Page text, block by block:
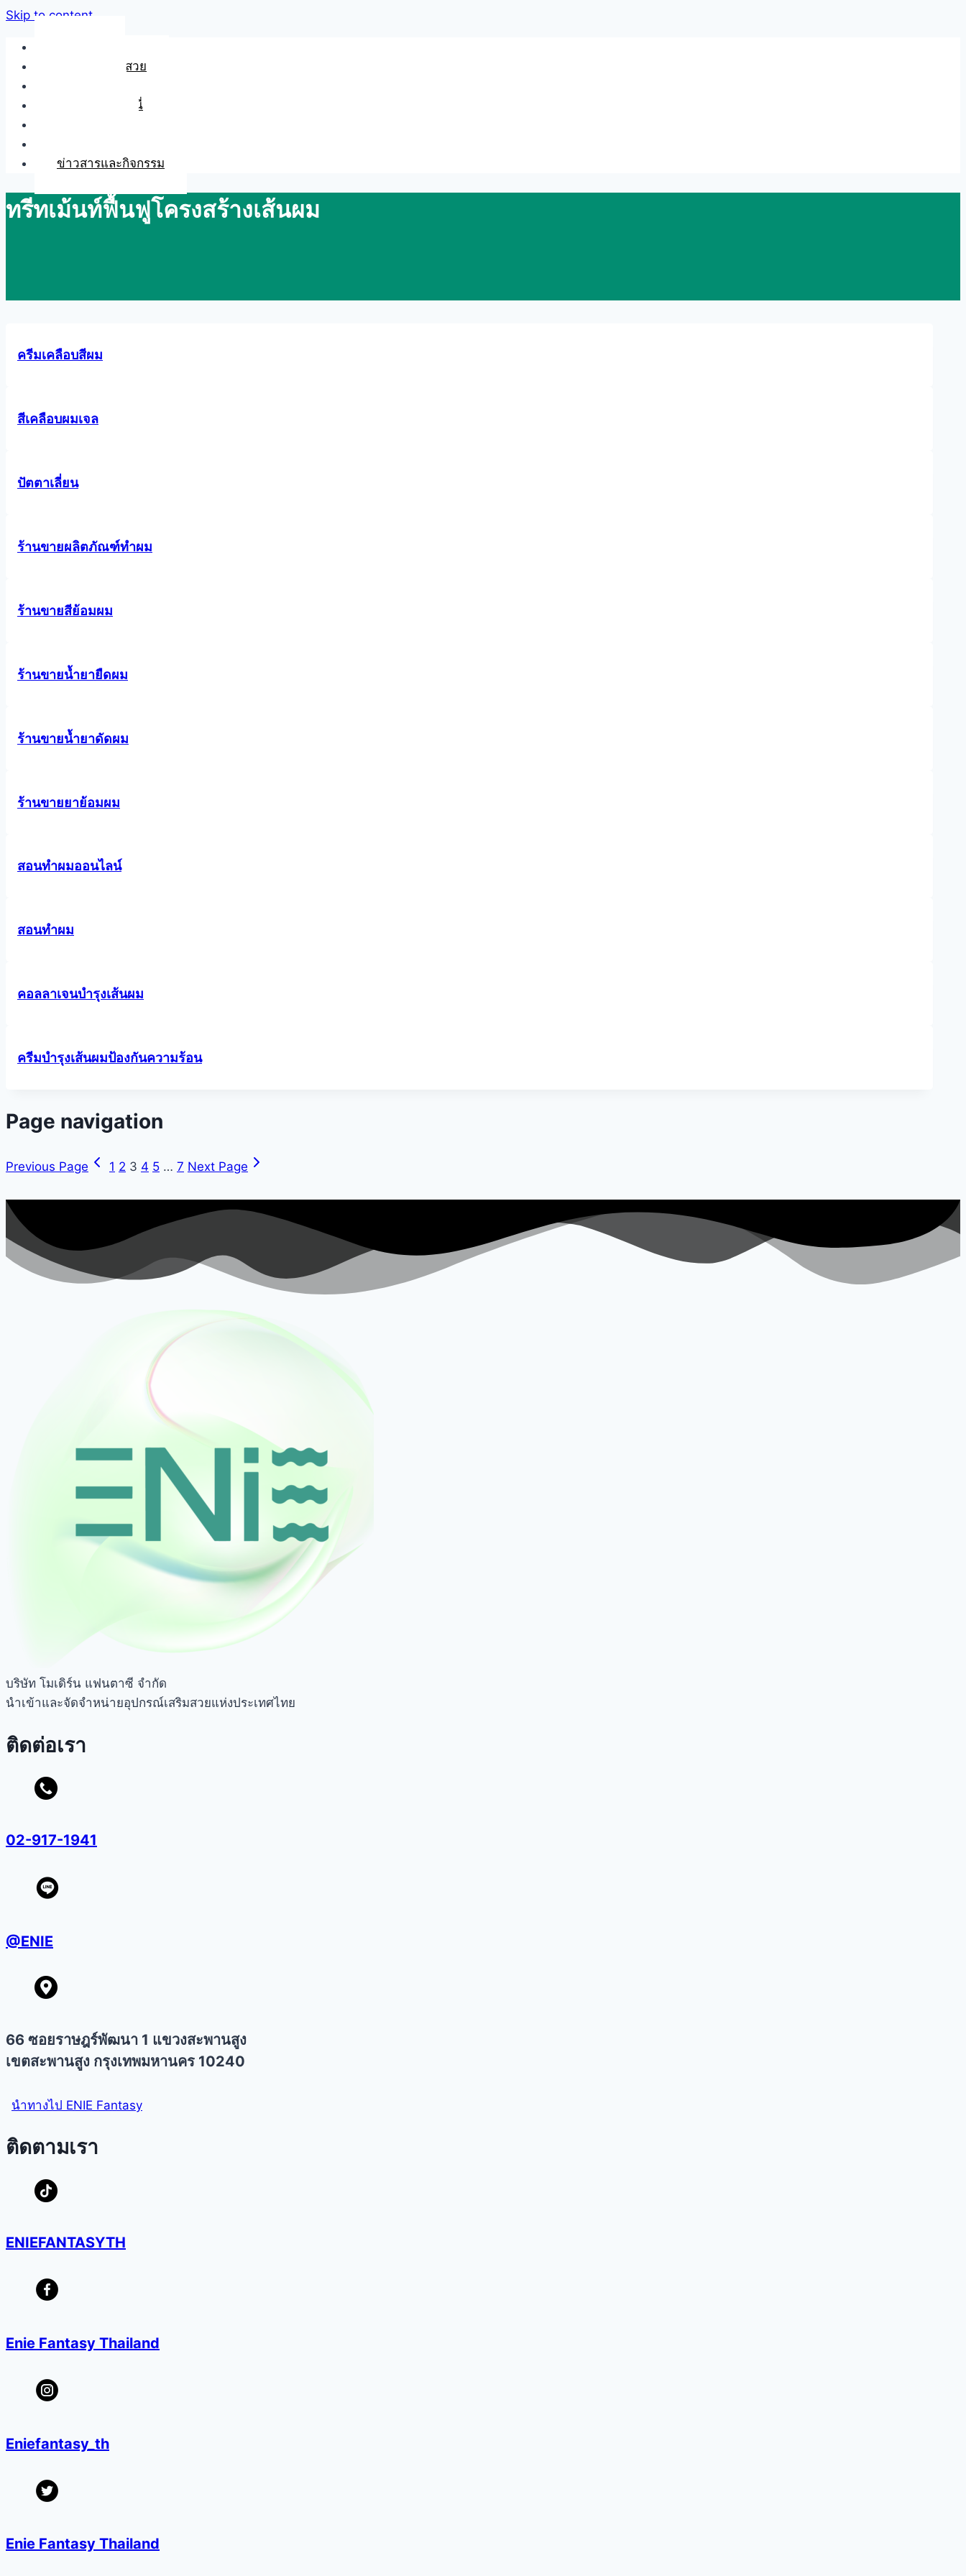
Skip to content
เคล็ดลับเสริมสวย
เรื่องราวของเอนี่
ข่าวสารและกิจกรรม
ทรีทเม้นท์ฟื้นฟูโครงสร้างเส้นผม
ครีมเคลือบสีผม
สีเคลือบผมเจล
ปัตตาเลี่ยน
ร้านขายผลิตภัณฑ์ทําผม
ร้านขายสีย้อมผม
ร้านขายน้ำยายืดผม
ร้านขายน้ำยาดัดผม
ร้านขายยาย้อมผม
สอนทำผมออนไลน์
สอนทำผม
คอลลาเจนบำรุงเส้นผม
ครีมบำรุงเส้นผมป้องกันความร้อน
Page navigation
Previous Page 1 2 3 4 5 … 7 Next Page
บริษัท โมเดิร์น แฟนตาซี จำกัด
นำเข้าและจัดจำหน่ายอุปกรณ์เสริมสวยแห่งประเทศไทย
ติดต่อเรา
02-917-1941
@ENIE
66 ซอยราษฎร์พัฒนา 1 แขวงสะพานสูง
เขตสะพานสูง กรุงเทพมหานคร 10240
นำทางไป ENIE Fantasy
ติดตามเรา
ENIEFANTASYTH
Enie Fantasy Thailand
Eniefantasy_th
Enie Fantasy Thailand